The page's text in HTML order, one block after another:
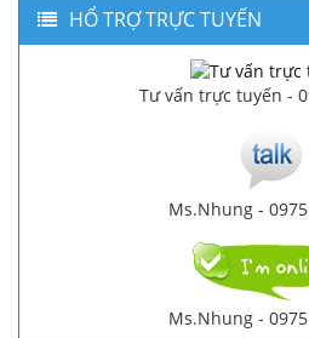
HỔ TRỢ TRỰC TUYẾN
Tư vấn trực tuyến -
Ms.Nhung -
Ms.Nhung -